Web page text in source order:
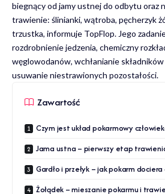
biegnący od jamy ustnej do odbytu oraz
trawienie: ślinianki, wątroba, pęcherzyk
trzustka, informuje TopFlop. Jego
rozdrobnienie jedzenia, chemiczny
węglowodanów, wchłanianie
usuwanie niestrawionych pozostałości.
Zawartość
Czym jest układ pokarmowy
Jama ustna – pierwszy etap
Gardło i przełyk – jak pokarm dociera
Żołądek – mieszanie pokarmu i